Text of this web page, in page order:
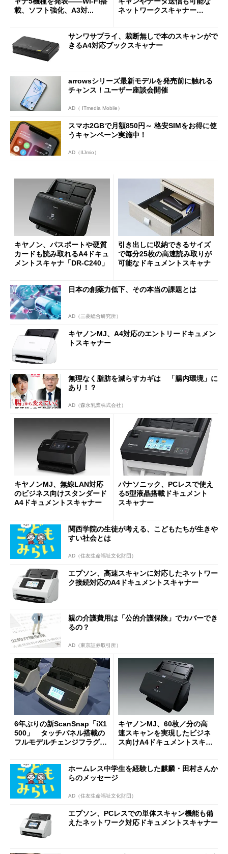
載、ソフト強化、A3対...
ネットワークスキャナー
サンワサプライ、裁断無しで本のスキャンがで
きるA4対応ブックスキャナー
arrowsシリーズ最新モデルを発売前に触れる
チャンス！ユーザー座談会開催
AD（ ITmedia Mobile）
スマホ2GBで月額850円～ 格安SIMをお得に使
うキャンペーン実施中！
AD（IIJmio）
キヤノン、パスポートや硬質
カードも読み取れるA4ドキュ
メントスキャナ「DR-C240」
引き出しに収納できるサイズ
で毎分25枚の高速読み取りが
可能なドキュメントスキャナ
日本の創薬力低下、その本当の課題とは
AD（三菱総合研究所）
キヤノンMJ、A4対応のエントリードキュメン
トスキャナー
無理なく脂肪を減らすカギは 「腸内環境」に
あり！？
AD（森永乳業株式会社）
キヤノンMJ、無線LAN対応
のビジネス向けスタンダード
A4ドキュメントスキャナー
パナソニック、PCレスで使え
る5型液晶搭載ドキュメント
スキャナー
関西学院の生徒が考える、こどもたちが生きや
すい社会とは
AD（住友生命福祉文化財団）
エプソン、高速スキャンに対応したネットワー
ク接続対応のA4ドキュメントスキャナー
親の介護費用は「公的介護保険」でカバーでき
るの？
AD（東京証券取引所）
6年ぶりの新ScanSnap「iX1
500」 タッチパネル搭載の
フルモデルチェンジフラグシ
キヤノンMJ、60枚／分の高
速スキャンを実現したビジネ
ス向けA4ドキュメントスキャ
ホームレス中学生を経験した麒麟・田村さんか
らのメッセージ
AD（住友生命福祉文化財団）
エプソン、PCレスでの単体スキャン機能も備
えたネットワーク対応ドキュメントスキャナー